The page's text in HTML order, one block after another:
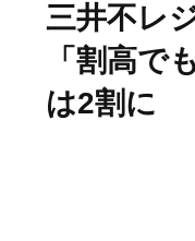
三井不レ
「割高で
は2割に